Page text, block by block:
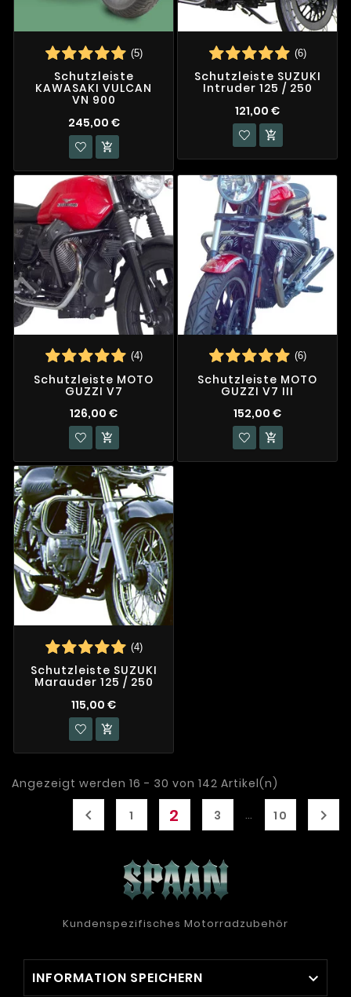
(5)
Schutzleiste
KAWASAKI VULCAN
VN 900
245,00 €

(6)
Schutzleiste SUZUKI
Intruder 125 / 250
121,00 €

(4)
Schutzleiste MOTO
GUZZI V7
126,00 €

(6)
Schutzleiste MOTO
GUZZI V7 III
152,00 €

(4)
Schutzleiste SUZUKI
Marauder 125 / 250
115,00 €

Angezeigt werden 16 - 30 von 142 Artikel(n)
 1 2 3 … 10 
Kundenspezifisches Motorradzubehör
INFORMATION SPEICHERN 